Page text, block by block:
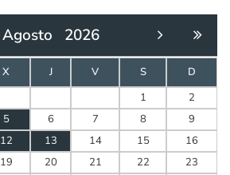
Agosto 2026
X J V S
D
1
2
5 6 7 8
9
12 13 14 15
16
19 20 21 22
23